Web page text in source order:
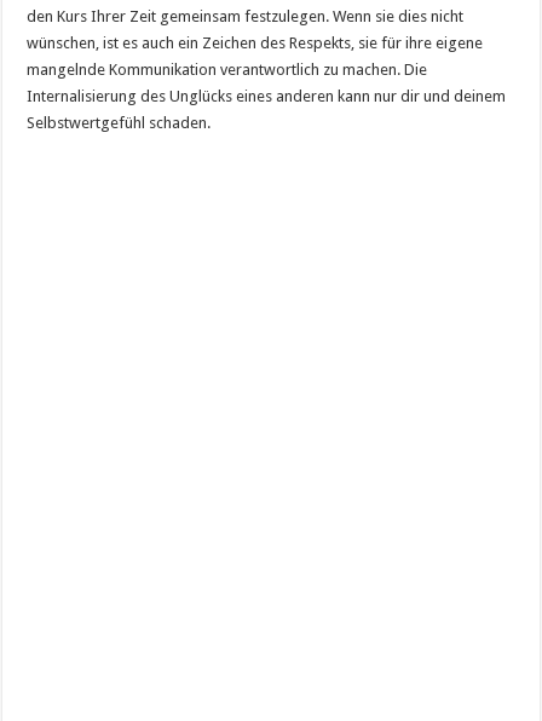
den Kurs Ihrer Zeit gemeinsam festzulegen. Wenn sie dies nicht
wünschen, ist es auch ein Zeichen des Respekts, sie für ihre eigene
mangelnde Kommunikation verantwortlich zu machen. Die
Internalisierung des Unglücks eines anderen kann nur dir und deinem
Selbstwertgefühl schaden.